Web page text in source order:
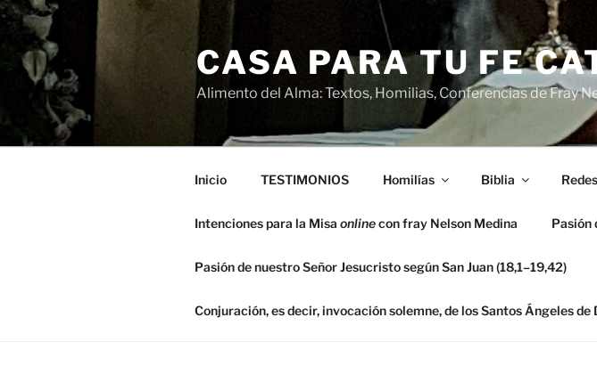
Saltar
contenido
CASA PARA TU FE
Alimento del Alma: Textos, Homilias, Conferencias de Fray
Inicio TESTIMONIOS Homilías Biblia Redes
Intenciones para la Misa onlinecon fray Nelson Medina Pasión
Pasión de nuestro Señor Jesucristo según San Juan (18,1–19,42)
Conjuración, es decir, invocación solemne, de los Santos Ángeles de